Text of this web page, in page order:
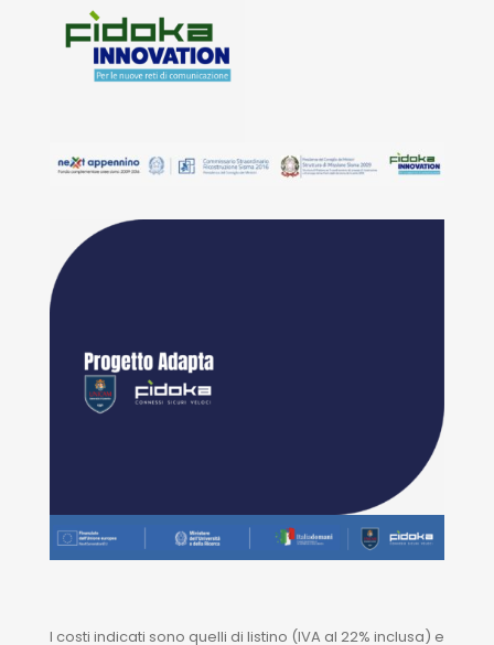
I costi indicati sono quelli di listino (IVA al 22% inclusa) e